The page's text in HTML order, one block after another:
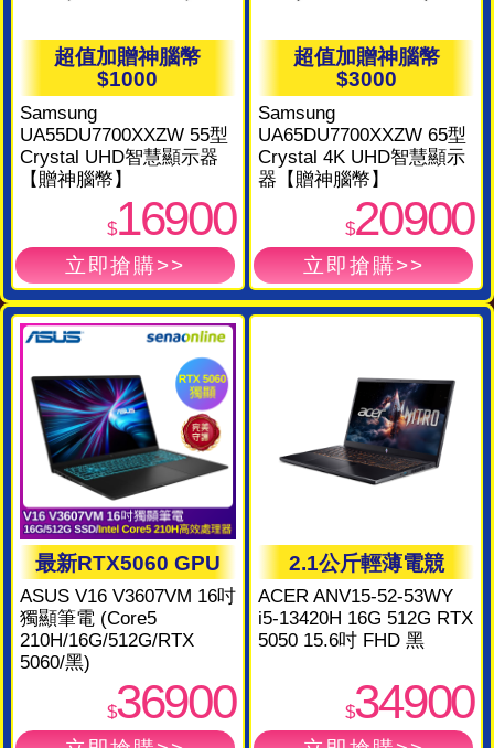
超值加贈神腦幣
$1000
Samsung
UA55DU7700XXZW 55型
Crystal UHD智慧顯示器
【贈神腦幣】
$16900
超值加贈神腦幣
$3000
Samsung
UA65DU7700XXZW 65型
Crystal 4K UHD智慧顯示
器【贈神腦幣】
$20900
最新RTX5060 GPU
ASUS V16 V3607VM 16吋
獨顯筆電 (Core5
210H/16G/512G/RTX
5060/黑)
$36900
2.1公斤輕薄電競
ACER ANV15-52-53WY
i5-13420H 16G 512G RTX
5050 15.6吋 FHD 黑
$34900